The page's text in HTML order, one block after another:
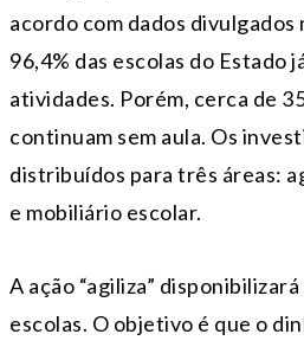
acordo com dados divulgados
96,4% das escolas do Estado
atividades. Porém, cerca de
continuam sem aula. Os
distribuídos para três áreas:
e mobiliário escolar.
A ação “agiliza”
escolas. O objetivo é que o